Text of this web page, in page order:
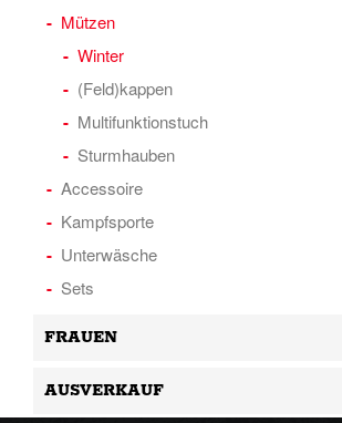
Mützen
Winter
(Feld)kappen
Multifunktionstuch
Sturmhauben
Accessoire
Kampfsporte
Unterwäsche
Sets
FRAUEN
AUSVERKAUF